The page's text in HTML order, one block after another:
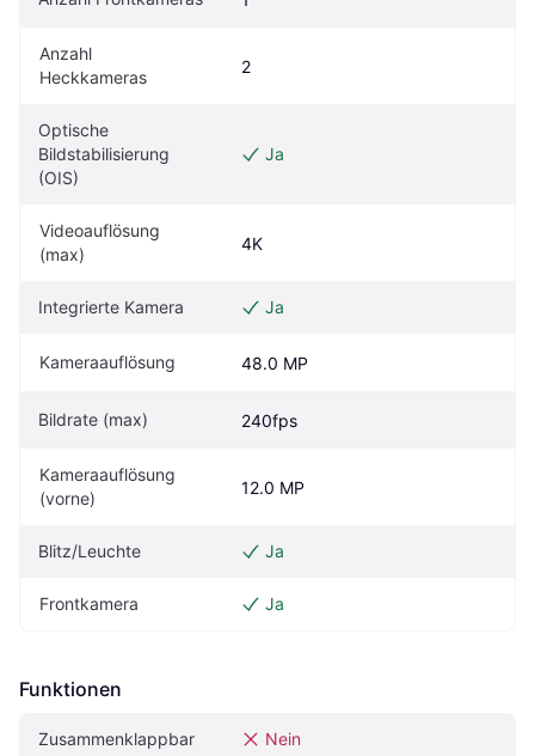
Anzahl
Heckkameras
2
Optische
Bildstabilisierung
(OIS)
Ja
Videoauflösung
(max)
4K
Integrierte Kamera Ja
Kameraauflösung 48.0 MP
Bildrate (max) 240fps
Kameraauflösung
(vorne)
12.0 MP
Blitz/Leuchte Ja
Frontkamera Ja
Funktionen
Zusammenklappbar Nein